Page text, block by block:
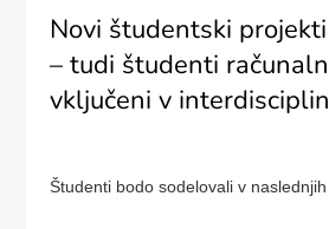
Novi študentski
– tudi študenti
vključeni v
Študenti bodo sodelovali v